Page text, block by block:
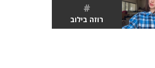
#
רוזה בילוב